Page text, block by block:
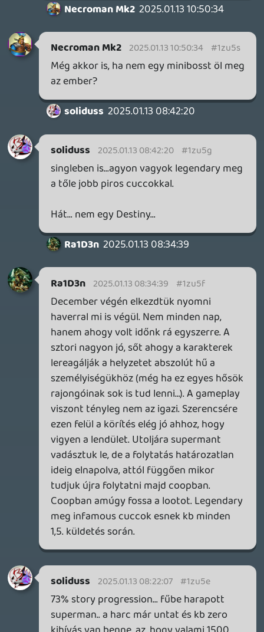
De aki a sok rinyáláson kívül nem látja meg
készülékében van.
Aki meg (itt elsősorban a "szakmára"
legrosszabb játékai közé is berakni, az
nálam nem több, mint egy feltűnési
viszketegségben szenvedő, a rinya
hullámra felülő, komolyan vehetetlen
kókler.
soliduss 2025.01.04 14:56:48
soliduss 2025.01.04 14:56:48 #1ztfe
Na újoncok.... adjatok időt a játéknak.
kezdem azt érezni, hogy ráéreztem mit is
akartak a készítők harc alapján lenyomni a
torkunkon.
karakterei/ történetei akkor adjatok egy
esélyt ennek a gamenek is. így ,hogy egy
huncut vasatokba se kerül így ajándék lesz
minden egyes pillanata.
2024.12.30 12:50:17#1zsz1
Most jutottam el Flashig.... Bumeráng
Kapitány már maxos... most, hogy ne
menjen kárba az XP átváltottam Harley-ra.
Félelmetes ,hogy mennyira nincs
átgondolva az egész rendszer. HA csak 1
karit tolték már a játék 20-30 %-nál fullos
lenne és csak kammilláznék.
Pedig az apróságok nagyon tetszenek.
ne5h 2024.12.30 11:47:19
ne5h 2024.12.30 11:47:19 #1zsys
Én ameddig csináltam őket, a nagyját
Harley-val intéztem, talán 1-2-nél
váltottam Sharkra.
soliduss 2024.12.29 15:15:34
soliduss 2024.12.29 15:15:34 #1zsx4
Nekem még olyat nem dobott.... az elején